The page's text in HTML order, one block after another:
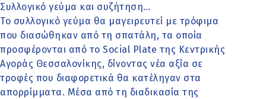
Συλλογικό γεύμα και συζήτηση…
Το συλλογικό γεύμα θα μαγειρευτεί με τρόφιμα
που διασώθηκαν από τη σπατάλη, τα οποία
προσφέρονται από το Social Plate της Κεντρικής
Αγοράς Θεσσαλονίκης, δίνοντας νέα αξία σε
τροφές που διαφορετικά θα κατέληγαν στα
απορρίμματα. Μέσα από τη διαδικασία της